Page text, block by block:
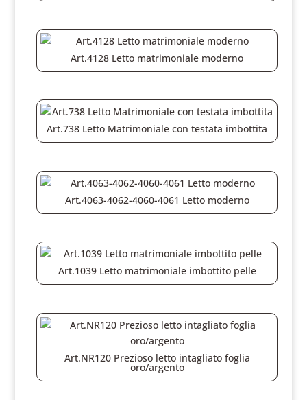
Art.4128 Letto matrimoniale moderno
Art.738 Letto Matrimoniale con testata imbottita
Art.4063-4062-4060-4061 Letto moderno
Art.1039 Letto matrimoniale imbottito pelle
Art.NR120 Prezioso letto intagliato foglia
oro/argento